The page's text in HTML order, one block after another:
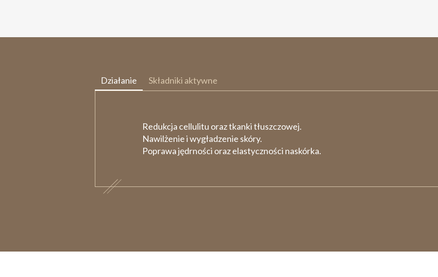
Działanie Składniki aktywne
Redukcja cellulitu oraz tkanki tłuszczowej.
Nawilżenie i wygładzenie skóry.
Poprawa jędrności oraz elastyczności naskórka.